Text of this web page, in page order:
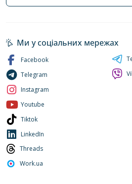
Ми у соціальних мережах
Facebook
Telegram
Instagram
Youtube
Tiktok
LinkedIn
Threads
Work.ua